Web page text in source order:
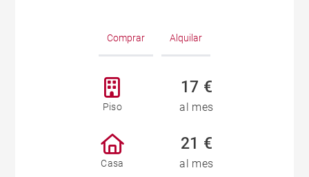
Comprar Alquilar
Piso
17 €
al mes
Casa
21 €
al mes